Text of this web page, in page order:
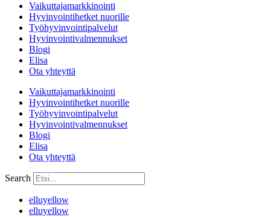
Vaikuttajamarkkinointi
Hyvinvointihetket nuorille
Työhyvinvointipalvelut
Hyvinvointivalmennukset
Blogi
Elisa
Ota yhteyttä
Vaikuttajamarkkinointi
Hyvinvointihetket nuorille
Työhyvinvointipalvelut
Hyvinvointivalmennukset
Blogi
Elisa
Ota yhteyttä
Search
elluyellow
elluyellow